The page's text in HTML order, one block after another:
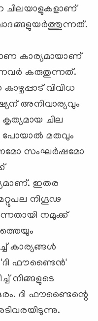
ചിലയാളുകളാണ്
കാര്യമായാണ്
കരുതുന്നത്.
വിവിധ
അനിവാര്യവും
ചില
പോയാല്‍ മതവും
സംഘര്‍ഷമോ
ഇതര
നിഗൂഢ
നമുക്ക്
കാര്യങ്ങള്‍
ഫൗണ്ടൈന്‍'
നിങ്ങളുടെ
ദി ഫൗണ്ടൈന്റെ